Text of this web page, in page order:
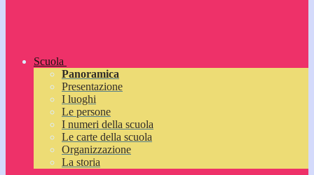
Scuola
Panoramica
Presentazione
I luoghi
Le persone
I numeri della scuola
Le carte della scuola
Organizzazione
La storia